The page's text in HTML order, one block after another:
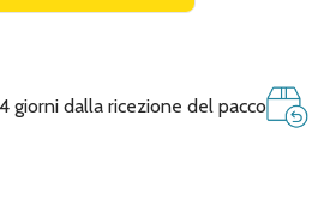
giorni dalla ricezione del pacco